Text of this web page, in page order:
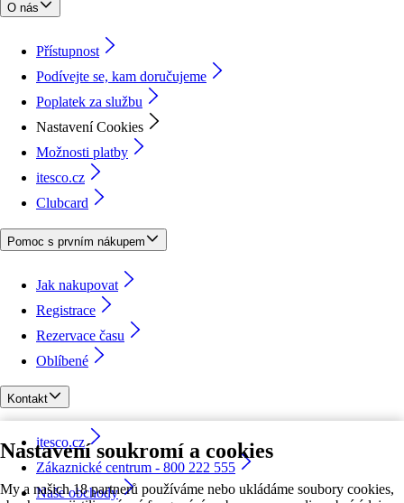
Nastavení soukromí a cookies
My a našich 18 partnerů používáme nebo ukládáme soubory cookies,
O nás
Přístupnost
Podívejte se, kam doručujeme
Poplatek za službu
Nastavení Cookies
Možnosti platby
itesco.cz
Clubcard
Pomoc s prvním nákupem
Jak nakupovat
Registrace
Rezervace času
Oblíbené
Kontakt
itesco.cz
Zákaznické centrum - 800 222 555
Naše obchody